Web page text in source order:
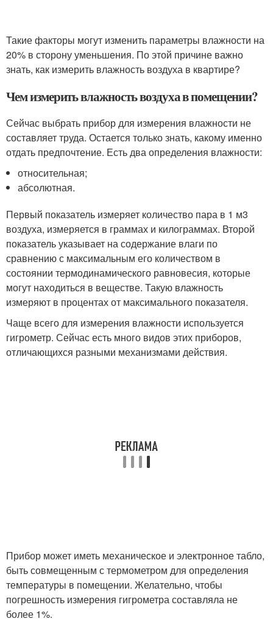
Такие факторы могут изменить параметры влажности на
20% в сторону уменьшения. По этой причине важно
знать, как измерить влажность воздуха в квартире?
Чем измерить влажность воздуха в помещении?
Сейчас выбрать прибор для измерения влажности не
составляет труда. Остается только знать, какому именно
отдать предпочтение. Есть два определения влажности:
относительная;
абсолютная.
Первый показатель измеряет количество пара в 1 м3
воздуха, измеряется в граммах и килограммах. Второй
показатель указывает на содержание влаги по
сравнению с максимальным его количеством в
состоянии термодинамического равновесия, которые
могут находиться в веществе. Такую влажность
измеряют в процентах от максимального показателя.
Чаще всего для измерения влажности используется
гигрометр. Сейчас есть много видов этих приборов,
отличающихся разными механизмами действия.
Прибор может иметь механическое и электронное табло,
быть совмещенным с термометром для определения
температуры в помещении. Желательно, чтобы
погрешность измерения гигрометра составляла не
более 1%.